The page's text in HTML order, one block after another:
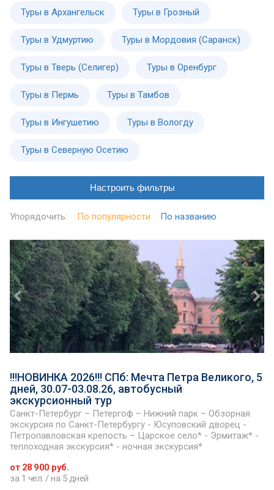
Туры в Архангельск Туры в Грозный
Туры в Удмуртию Туры в Мордовия (Саранск)
Туры в Тверь (Селигер) Туры в Оренбург
Туры в Пермь Туры в Тамбов
Туры в Ингушетию Туры в Вологду
Туры в Северную Осетию
Настроить фильтры
Упорядочить: По популярности По названию
!!!НОВИНКА 2026!!! СПб: Мечта Петра Великого, 5
дней, 30.07-03.08.26, автобусный
экскурсионный тур
Санкт-Петербург – Петергоф – Нижний парк – Обзорная
экскурсия по Санкт-Петербургу - Юсуповский дворец -
Петропавловская крепость – Царское село* - Эрмитаж* -
теплоходная экскурсия* - ночная экскурсия*
от 28 900 руб.
за 1 чел. / на 5 дней